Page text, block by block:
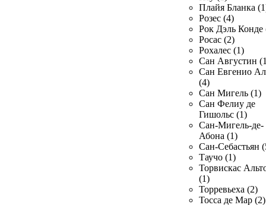
Плайя Бланка
Розес (4)
Рок Дэль Конде
Росас (2)
Рохалес (1)
Сан Августин
Сан Евгенио
(4)
Сан Мигель (1)
Сан Фелиу де
Гишольс (1)
Сан-Мигель-де-
Абона (1)
Сан-Себастьян
Таучо (1)
Торвискас
(1)
Торревьеха (2)
Тосса де Мар (2)